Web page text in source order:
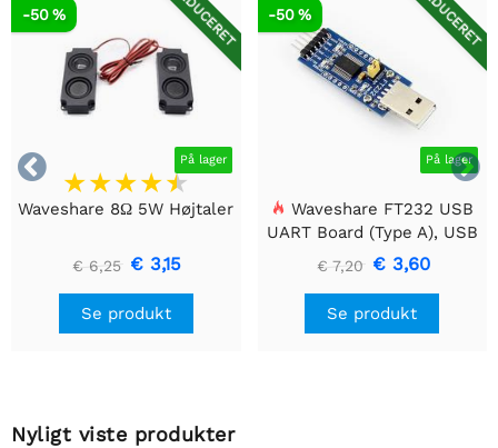


REDUCERET
På lager
-50 %
Waveshare 8Ω 5W Højtaler
€ 6,25 € 3,15
Se produkt
REDUCERET
På lager
-50 %
Waveshare FT232 USB
UART Board (Type A), USB
til TTL (UART)
kommunikationsmodul
€ 7,20 € 3,60
Se produkt
Nyligt viste produkter